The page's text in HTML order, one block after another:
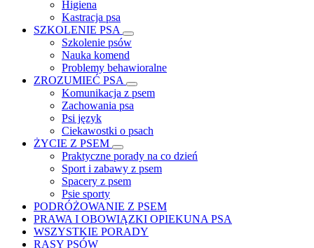
Higiena
Kastracja psa
SZKOLENIE PSA
Szkolenie psów
Nauka komend
Problemy behawioralne
ZROZUMIEĆ PSA
Komunikacja z psem
Zachowania psa
Psi język
Ciekawostki o psach
ŻYCIE Z PSEM
Praktyczne porady na co dzień
Sport i zabawy z psem
Spacery z psem
Psie sporty
PODRÓŻOWANIE Z PSEM
PRAWA I OBOWIĄZKI OPIEKUNA PSA
WSZYSTKIE PORADY
RASY PSÓW